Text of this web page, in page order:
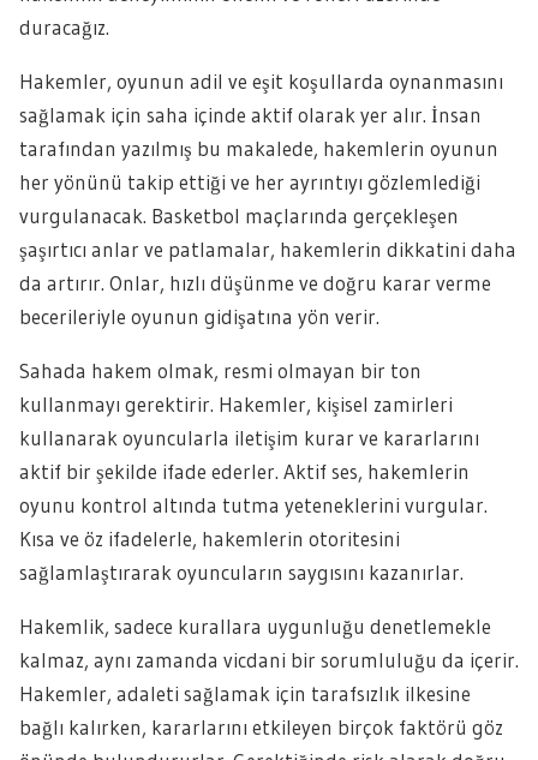
duracağız.
Hakemler, oyunun adil ve eşit koşullarda oynanmasını
sağlamak için saha içinde aktif olarak yer alır. İnsan
tarafından yazılmış bu makalede, hakemlerin oyunun
her yönünü takip ettiği ve her ayrıntıyı gözlemlediği
vurgulanacak. Basketbol maçlarında gerçekleşen
şaşırtıcı anlar ve patlamalar, hakemlerin dikkatini daha
da artırır. Onlar, hızlı düşünme ve doğru karar verme
becerileriyle oyunun gidişatına yön verir.
Sahada hakem olmak, resmi olmayan bir ton
kullanmayı gerektirir. Hakemler, kişisel zamirleri
kullanarak oyuncularla iletişim kurar ve kararlarını
aktif bir şekilde ifade ederler. Aktif ses, hakemlerin
oyunu kontrol altında tutma yeteneklerini vurgular.
Kısa ve öz ifadelerle, hakemlerin otoritesini
sağlamlaştırarak oyuncuların saygısını kazanırlar.
Hakemlik, sadece kurallara uygunluğu denetlemekle
kalmaz, aynı zamanda vicdani bir sorumluluğu da içerir.
Hakemler, adaleti sağlamak için tarafsızlık ilkesine
bağlı kalırken, kararlarını etkileyen birçok faktörü göz